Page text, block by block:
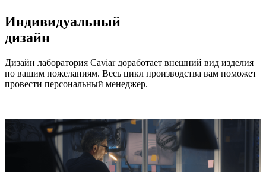
Индивидуальный
дизайн
Дизайн лаборатория Caviar доработает внешний вид изделия
по вашим пожеланиям. Весь цикл производства вам поможет
провести персональный менеджер.